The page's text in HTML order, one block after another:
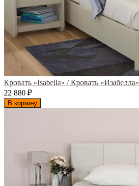
Кровать «Isabella» / Кровать «Изабелла»
22 880 ₽
В корзину